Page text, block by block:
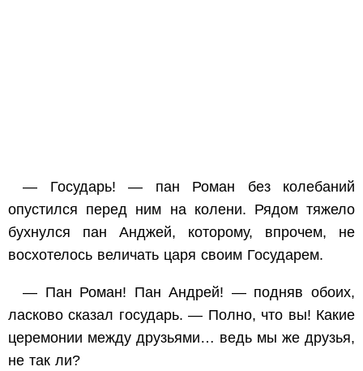
— Государь! — пан Роман без колебаний
опустился перед ним на колени. Рядом тяжело
бухнулся пан Анджей, которому, впрочем, не
восхотелось величать царя своим Государем.
— Пан Роман! Пан Андрей! — подняв обоих,
ласково сказал государь. — Полно, что вы! Какие
церемонии между друзьями… ведь мы же друзья,
не так ли?